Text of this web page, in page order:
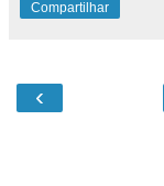
Compartilhar
‹